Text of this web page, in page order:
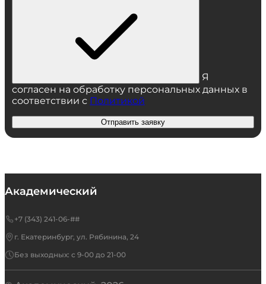
Я
согласен на обработку персональных данных в
соответствии с Политикой
Отправить заявку
Академический
+7 (343) 241-06-##
г. Екатеринбург, ул. Рябинина, 24
Без выходных: с 9-00 до 21-00